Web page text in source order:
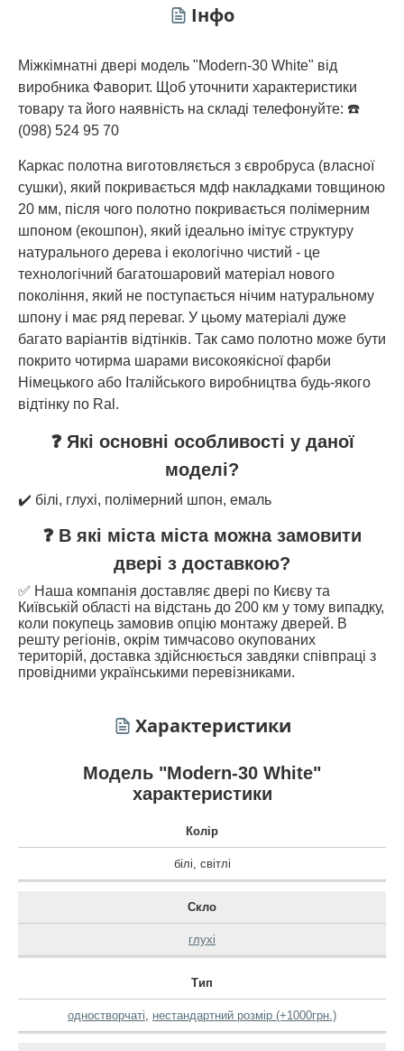
Інфо
Міжкімнатні двері модель "Modern-30 White" від
виробника Фаворит. Щоб уточнити характеристики
товару та його наявність на складі телефонуйте: ☎️
(098) 524 95 70
Каркас полотна виготовляється з євробруса (власної
сушки), який покривається мдф накладками товщиною
20 мм, після чого полотно покривається полімерним
шпоном (екошпон), який ідеально імітує структуру
натурального дерева і екологічно чистий - це
технологічний багатошаровий матеріал нового
покоління, який не поступається нічим натуральному
шпону і має ряд переваг. У цьому матеріалі дуже
багато варіантів відтінків. Так само полотно може бути
покрито чотирма шарами високоякісної фарби
Німецького або Італійського виробництва будь-якого
відтінку по Ral.
❓ Які основні особливості у даної
моделі?
✔️ білі, глухі, полімерний шпон, емаль
❓ В які міста міста можна замовити
двері з доставкою?
✅ Наша компанія доставляє двері по Києву та
Київській області на відстань до 200 км у тому випадку,
коли покупець замовив опцію монтажу дверей. В
решту регіонів, окрім тимчасово окупованих
територій, доставка здійснюється завдяки співпраці з
провідними українськими перевізниками.
Характеристики
Модель "Modern-30 White"
характеристики
Колір
білі, світлі
Скло
глухі
Тип
одностворчаті, нестандартний розмір (+1000грн.)